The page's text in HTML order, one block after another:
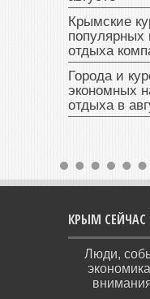
Крымские
популярных
отдыха
Города и
экономных
отдыха в
КРЫМ СЕЙЧАС
Люди,